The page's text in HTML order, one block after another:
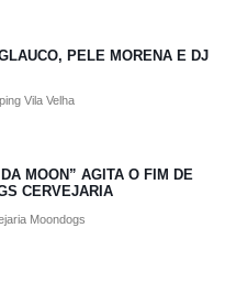
PELE MORENA E DJ
Vila Velha
MOON” AGITA O FIM DE
CERVEJARIA
Moondogs